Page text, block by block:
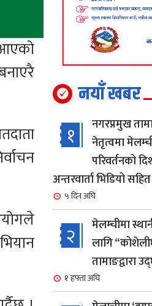
नयाँ खबर
१
नगरप्रमुख
नेतृत्वमा
परिवर्तनको
अन्तरवार्ता भिडियो सहित
५ दिन अघि
२
मेलम्चीमा
लागि
तामाङद्वारा
१ हफ्ता अघि